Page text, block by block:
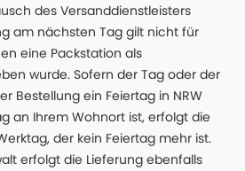
des Versanddienstleisters
am nächsten Tag gilt nicht für
eine Packstation als
wurde. Sofern der Tag oder der
Bestellung ein Feiertag in NRW
an Ihrem Wohnort ist, erfolgt die
der kein Feiertag mehr ist.
erfolgt die Lieferung ebenfalls